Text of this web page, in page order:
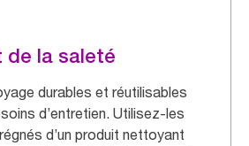
de la saleté
durables et réutilisables
d’entretien. Utilisez-les
d’un produit nettoyant